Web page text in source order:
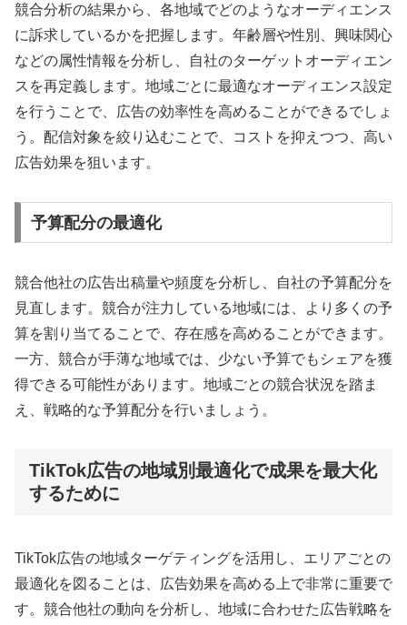
競合分析の結果から、各地域でどのようなオーディエンス
に訴求しているかを把握します。年齢層や性別、興味関心
などの属性情報を分析し、自社のターゲットオーディエン
スを再定義します。地域ごとに最適なオーディエンス設定
を行うことで、広告の効率性を高めることができるでしょ
う。配信対象を絞り込むことで、コストを抑えつつ、高い
広告効果を狙います。
予算配分の最適化
競合他社の広告出稿量や頻度を分析し、自社の予算配分を
見直します。競合が注力している地域には、より多くの予
算を割り当てることで、存在感を高めることができます。
一方、競合が手薄な地域では、少ない予算でもシェアを獲
得できる可能性があります。地域ごとの競合状況を踏ま
え、戦略的な予算配分を行いましょう。
TikTok広告の地域別最適化で成果を最大化
するために
TikTok広告の地域ターゲティングを活用し、エリアごとの
最適化を図ることは、広告効果を高める上で非常に重要で
す。競合他社の動向を分析し、地域に合わせた広告戦略を